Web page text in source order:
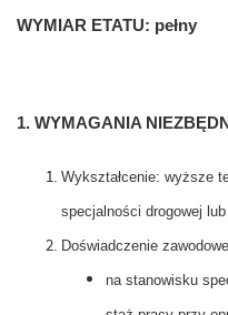
WYMIAR ETATU: pełny
1. WYMAGANIA
Wykształcenie: wyższe
specjalności drogowej
Doświadczenie
na stanowisku